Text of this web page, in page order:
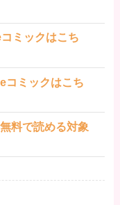
ミックはこち
コミックはこち
料で読める対象